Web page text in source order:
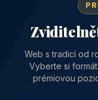
Web s tradicí od
Vyberte si
prémiovou